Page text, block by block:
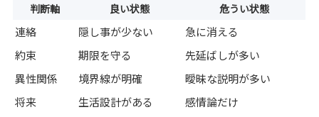
判断軸 良い状態 危うい状態
連絡 隠し事が少ない
急に消える
約束
期限を守る
先延ばしが多い
異性関係
境界線が明確
曖昧な説明が多い
将来
生活設計がある 感情論だけ